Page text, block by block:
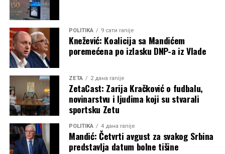
POLITIKA 9 сати ranije
Knežević: Koalicija sa Mandićem
poremećena po izlasku DNP-a iz Vlade
ZETA 2 дана ranije
ZetaCast: Zarija Kračković o fudbalu,
novinarstvu i ljudima koji su stvarali
sportsku Zetu
POLITIKA 4 дана ranije
Mandić: Četvrti avgust za svakog Srbina
predstavlja datum bolne tišine